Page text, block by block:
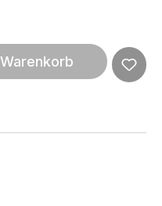
gewünschten